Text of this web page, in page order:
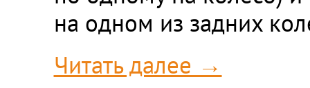
на одном из задних
Читать далее →